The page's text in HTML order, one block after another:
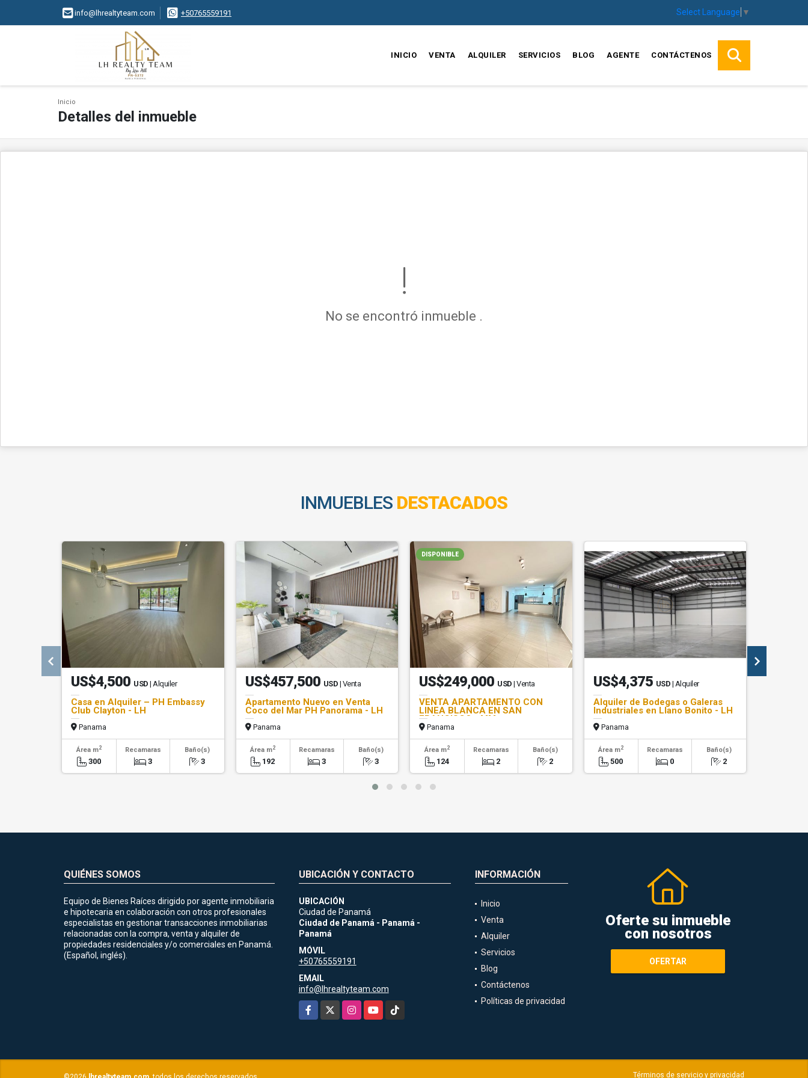
info@lhrealtyteam.com +50765559191 Select Language ▼
INICIO VENTA ALQUILER SERVICIOS BLOG AGENTE CONTÁCTENOS
Inicio
Detalles del inmueble
No se encontró inmueble .
INMUEBLES DESTACADOS
US$4,500 USD | Alquiler
Casa en Alquiler – PH Embassy
Club Clayton - LH
Panama
Área m2
300
Recamaras
3
Baño(s)
3
US$457,500 USD | Venta
Apartamento Nuevo en Venta
Coco del Mar PH Panorama - LH
Panama
Área m2
192
Recamaras
3
Baño(s)
3
DISPONIBLE
US$249,000 USD | Venta
VENTA APARTAMENTO CON
LINEA BLANCA EN SAN
FRANCISCO - MM
Panama
Área m2
124
Recamaras
2
Baño(s)
2
US$4,375 USD | Alquiler
Alquiler de Bodegas o Galeras
Industriales en Llano Bonito - LH
Panama
Área m2
500
Recamaras
0
Baño(s)
2
QUIÉNES SOMOS
Equipo de Bienes Raíces dirigido por agente inmobiliaria
e hipotecaria en colaboración con otros profesionales
especialistas en gestionar transacciones inmobiliarias
relacionadas con la compra, venta y alquiler de
propiedades residenciales y/o comerciales en Panamá.
(Español, inglés).
UBICACIÓN Y CONTACTO
UBICACIÓN
Ciudad de Panamá
Ciudad de Panamá - Panamá -
Panamá
MÓVIL
+50765559191
EMAIL
info@lhrealtyteam.com
Facebook
InstagramYouTubeTikTok
INFORMACIÓN
Inicio
Venta
Alquiler
Servicios
Blog
Contáctenos
Políticas de privacidad
Oferte su inmueble
con nosotros
OFERTAR
Términos de servicio y privacidad